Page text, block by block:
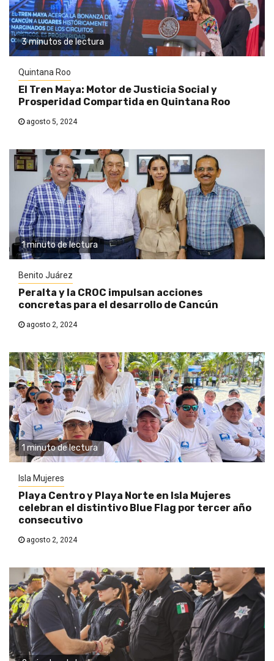
3 minutos de lectura
Quintana Roo
El Tren Maya: Motor de Justicia Social y
Prosperidad Compartida en Quintana Roo
agosto 5, 2024
1 minuto de lectura
Benito Juárez
Peralta y la CROC impulsan acciones
concretas para el desarrollo de Cancún
agosto 2, 2024
1 minuto de lectura
Isla Mujeres
Playa Centro y Playa Norte en Isla Mujeres
celebran el distintivo Blue Flag por tercer año
consecutivo
agosto 2, 2024